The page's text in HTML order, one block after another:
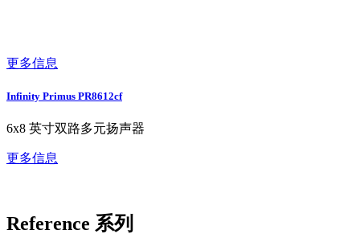
更多信息
Infinity Primus PR8612cf
6x8 英寸双路多元扬声器
更多信息
Reference 系列